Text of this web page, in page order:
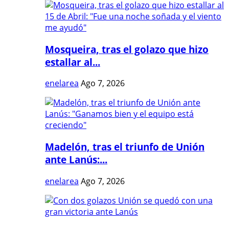
Mosqueira, tras el golazo que hizo
estallar al...
enelarea Ago 7, 2026
Madelón, tras el triunfo de Unión
ante Lanús:...
enelarea Ago 7, 2026